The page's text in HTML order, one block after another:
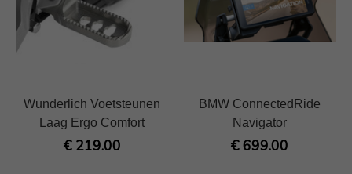
Wunderlich Voetsteunen
Laag Ergo Comfort
€ 219.00
BMW ConnectedRide
Navigator
€ 699.00